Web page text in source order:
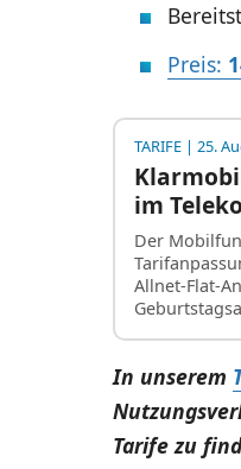
Preis:
TARIFE| 25.
im
Der
Allnet-Flat-
In unserem
Tarife zu